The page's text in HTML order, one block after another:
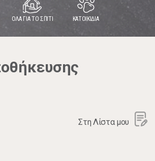
ΟΛΑ ΓΙΑ ΤΟ ΣΠΙΤΙ ΚΑΤΟΙΚΙΔΙΑ
Στη Λίστα μου